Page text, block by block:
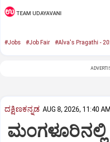
TEAM UDAYAVANI
#Jobs #Job Fair #Alva's Pragathi -
ದಕ್ಷಿಣಕನ್ನಡ AUG 8, 2026, 11:40